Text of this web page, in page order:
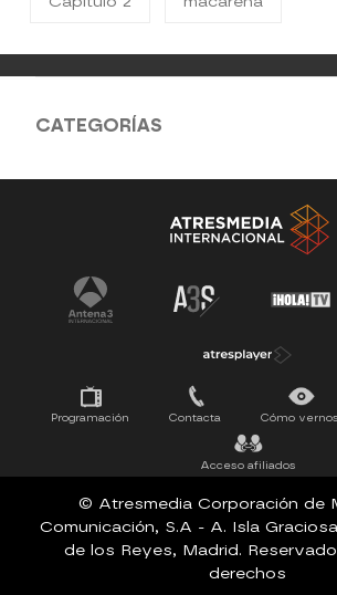
CATEGORÍAS
Antena 3 Noticias El
La Ruleta de la Suerte Tu
Pasapalabra
Programación Contacta Cómo vernos
Acceso afiliados
© Atresmedia Corporación de
Comunicación, S.A - A. Isla Graciosa
de los Reyes, Madrid.
derechos